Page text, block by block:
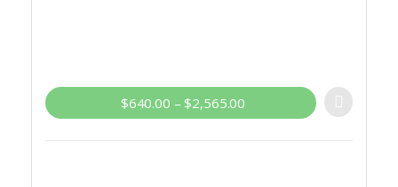
$640.00 – $2,565.00